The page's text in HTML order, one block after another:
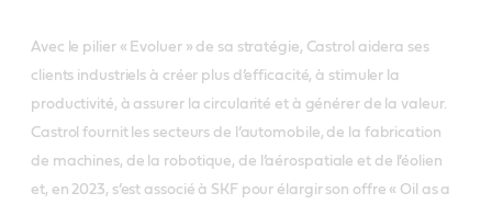
Avec le pilier « Evoluer » de sa stratégie, Castrol aidera ses
clients industriels à créer plus d’efficacité, à stimuler la
productivité, à assurer la circularité et à générer de la valeur.
Castrol fournit les secteurs de l’automobile, de la fabrication
de machines, de la robotique, de l’aérospatiale et de l’éolien
et, en 2023, s’est associé à SKF pour élargir son offre « Oil as a